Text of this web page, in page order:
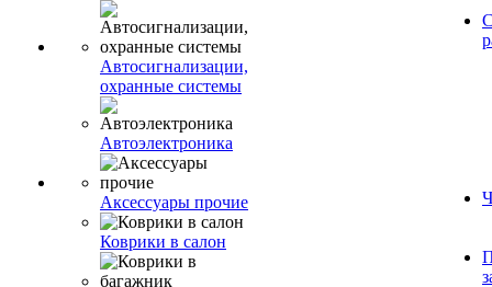
Автосигнализации,
охранные системы
Автоэлектроника
Аксессуары прочие
Коврики в салон